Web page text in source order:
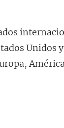
Unidos